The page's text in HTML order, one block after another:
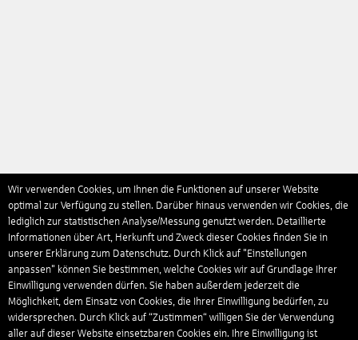
Wir verwenden Cookies, um Ihnen die Funktionen auf unserer Website
optimal zur Verfügung zu stellen. Darüber hinaus verwenden wir Cookies, die
lediglich zur statistischen Analyse/Messung genutzt werden. Detaillierte
Informationen über Art, Herkunft und Zweck dieser Cookies finden Sie in
unserer Erklärung zum Datenschutz. Durch Klick auf "Einstellungen
anpassen" können Sie bestimmen, welche Cookies wir auf Grundlage Ihrer
Einwilligung verwenden dürfen. Sie haben außerdem jederzeit die
Möglichkeit, dem Einsatz von Cookies, die Ihrer Einwilligung bedürfen, zu
widersprechen. Durch Klick auf “Zustimmen“ willigen Sie der Verwendung
aller auf dieser Website einsetzbaren Cookies ein. Ihre Einwilligung ist